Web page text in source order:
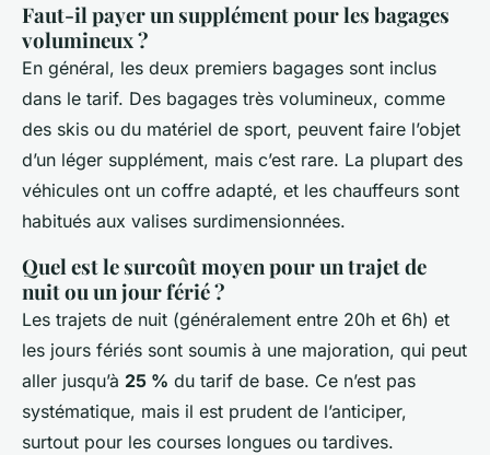
Faut-il payer un supplément pour les bagages
volumineux ?
En général, les deux premiers bagages sont inclus
dans le tarif. Des bagages très volumineux, comme
des skis ou du matériel de sport, peuvent faire l’objet
d’un léger supplément, mais c’est rare. La plupart des
véhicules ont un coffre adapté, et les chauffeurs sont
habitués aux valises surdimensionnées.
Quel est le surcoût moyen pour un trajet de
nuit ou un jour férié ?
Les trajets de nuit (généralement entre 20h et 6h) et
les jours fériés sont soumis à une majoration, qui peut
aller jusqu’à 25 % du tarif de base. Ce n’est pas
systématique, mais il est prudent de l’anticiper,
surtout pour les courses longues ou tardives.